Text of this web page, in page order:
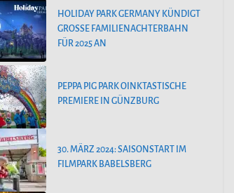
HOLIDAY PARK GERMANY KÜNDIGT
GROSSE FAMILIENACHTERBAHN F
ÜR 2025 AN
PEPPA PIG PARK OINKTASTISCHE
PREMIERE IN GÜNZBURG
30. MÄRZ 2024: SAISONSTART IM
FILMPARK BABELSBERG